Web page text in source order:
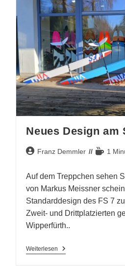
Neues Design am
Beitrags-
Franz Demmler 1
Auf dem Treppchen sehen
von Markus Meissner
Standarddesign des FS 7
Zweit- und Drittplatzierten
Wipperfürth..
Weiterlesen
Neues
Design